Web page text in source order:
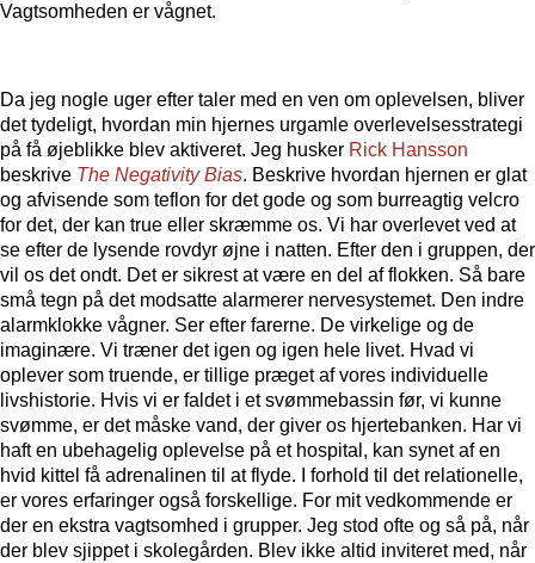
Vagtsomheden er vågnet.
Da jeg nogle uger efter taler med en ven om oplevelsen, bliver
det tydeligt, hvordan min hjernes urgamle overlevelsesstrategi
på få øjeblikke blev aktiveret. Jeg husker Rick Hansson
beskrive The Negativity Bias. Beskrive hvordan hjernen er glat
og afvisende som teflon for det gode og som burreagtig velcro
for det, der kan true eller skræmme os. Vi har overlevet ved at
se efter de lysende rovdyr øjne i natten. Efter den i gruppen, der
vil os det ondt. Det er sikrest at være en del af flokken. Så bare
små tegn på det modsatte alarmerer nervesystemet. Den indre
alarmklokke vågner. Ser efter farerne. De virkelige og de
imaginære. Vi træner det igen og igen hele livet. Hvad vi
oplever som truende, er tillige præget af vores individuelle
livshistorie. Hvis vi er faldet i et svømmebassin før, vi kunne
svømme, er det måske vand, der giver os hjertebanken. Har vi
haft en ubehagelig oplevelse på et hospital, kan synet af en
hvid kittel få adrenalinen til at flyde. I forhold til det relationelle,
er vores erfaringer også forskellige. For mit vedkommende er
der en ekstra vagtsomhed i grupper. Jeg stod ofte og så på, når
der blev sjippet i skolegården. Blev ikke altid inviteret med, når